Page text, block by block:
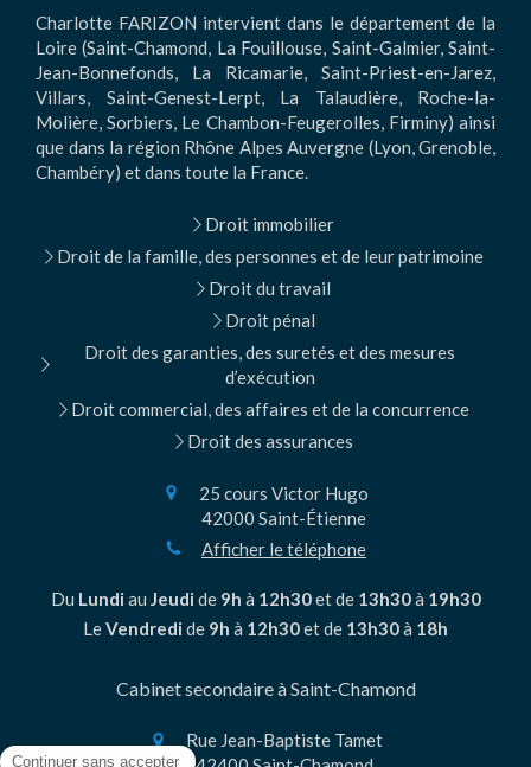
Charlotte FARIZON intervient dans le département de la
Loire (Saint-Chamond, La Fouillouse, Saint-Galmier, Saint-
Jean-Bonnefonds, La Ricamarie, Saint-Priest-en-Jarez,
Villars, Saint-Genest-Lerpt, La Talaudière, Roche-la-
Molière, Sorbiers, Le Chambon-Feugerolles, Firminy) ainsi
que dans la région Rhône Alpes Auvergne (Lyon, Grenoble,
Chambéry) et dans toute la France.
Droit immobilier
Droit de la famille, des personnes et de leur patrimoine
Droit du travail
Droit pénal
Droit des garanties, des suretés et des mesures
d’exécution
Droit commercial, des affaires et de la concurrence
Droit des assurances
25 cours Victor Hugo
42000 Saint-Étienne
Afficher le téléphone
Du Lundiau Jeudide 9h à 12h30et de 13h30à 19h30
LeVendredide 9h à 12h30et de 13h30à 18h
Cabinet secondaire à Saint-Chamond
Rue Jean-Baptiste Tamet